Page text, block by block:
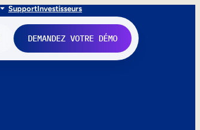
SupportInvestisseurs
DEMANDEZ VOTRE DÉMO